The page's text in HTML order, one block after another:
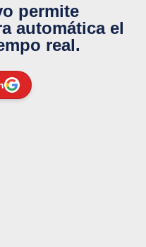
permite
automática el
real.